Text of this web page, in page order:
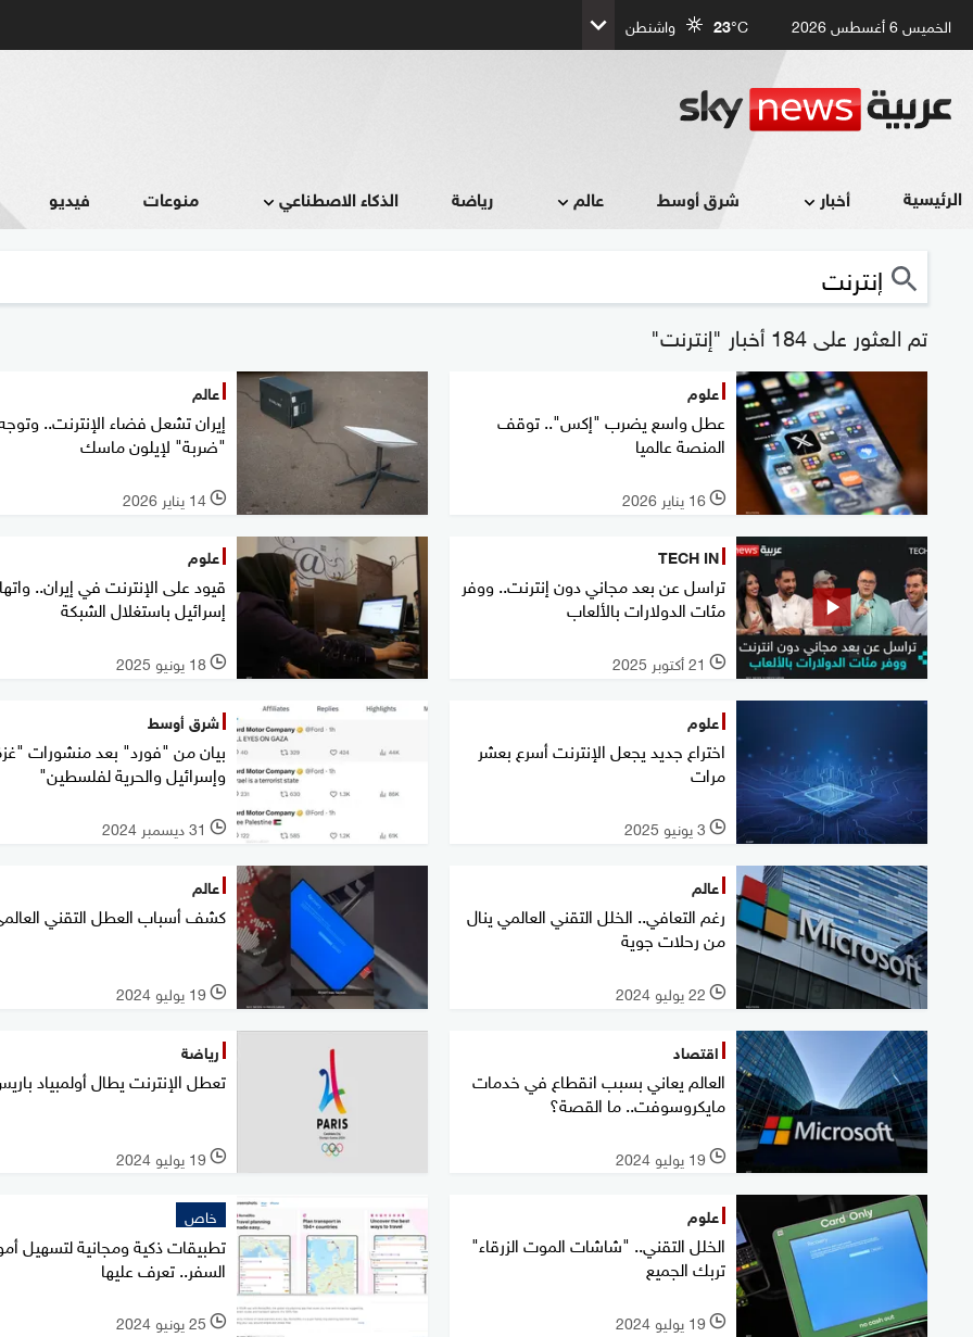
الخميس 6 أغسطس 2026 23°C واشنطن
الرئيسية أخبار شرق أوسط عالم رياضة الذكاء الاصطناعي منوعات فيديو
تم العثور على 184 أخبار "إنترنت"
علوم
عطل واسع يضرب "إكس".. توقف
المنصة عالميا
l 16 يناير 2026
عالم
إيران تشعل فضاء الإنترنت..
"ضربة" لإيلون ماسك
l 14 يناير 2026
TECH IN
تراسل عن بعد مجاني دون إنترنت.. ووفر
مئات الدولارات بالألعاب
l 21 أكتوبر 2025
علوم
قيود على الإنترنت في إيران..
إسرائيل باستغلال الشبكة
l 18 يونيو 2025
علوم
اختراع جديد يجعل الإنترنت أسرع بعشر
مرات
l 3 يونيو 2025
شرق أوسط
بيان من "فورد" بعد منشورات
وإسرائيل والحرية لفلسطين"
l 31 ديسمبر 2024
عالم
رغم التعافي.. الخلل التقني العالمي ينال
من رحلات جوية
l 22 يوليو 2024
عالم
كشف أسباب العطل التقني
l 19 يوليو 2024
اقتصاد
العالم يعاني بسبب انقطاع في خدمات
مايكروسوفت.. ما القصة؟
l 19 يوليو 2024
رياضة
تعطل الإنترنت يطال أولمبياد
l 19 يوليو 2024
علوم
الخلل التقني.. "شاشات الموت الزرقاء"
تربك الجميع
l 19 يوليو 2024
خاص
تطبيقات ذكية ومجانية لتسهيل
السفر.. تعرف عليها
l 25 يونيو 2024